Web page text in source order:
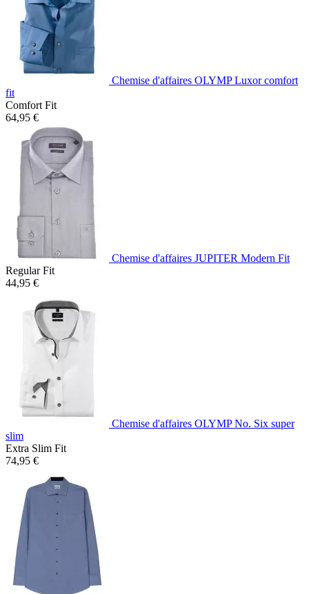
Chemise d'affaires OLYMP Luxor comfort
fit
Comfort Fit
64,95 €
Chemise d'affaires JUPITER Modern Fit
Regular Fit
44,95 €
Chemise d'affaires OLYMP No. Six super
slim
Extra Slim Fit
74,95 €